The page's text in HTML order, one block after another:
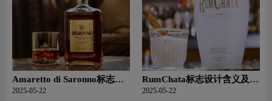
Amaretto di Saronno标志设
计含义及利口酒品牌设计理
2025-05-22
RumChata标志设计含义及利
口酒品牌设计理念
2025-05-22